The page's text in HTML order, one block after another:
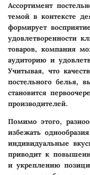
Ассортимент
темой в контексте
формирует
удовлетворенности
товаров, компания
аудиторию и
Учитывая, что
постельного белья,
становится
производителей.
Помимо этого,
избежать
индивидуальные
приводит к
и укреплению